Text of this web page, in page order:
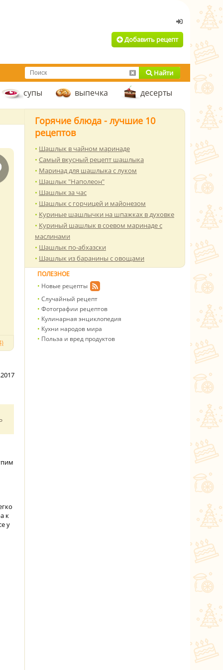
Добавить рецепт
Найти
супы выпечка десерты
к
у
Горячие блюда - лучшие 10
рецептов
Шашлык в чайном маринаде
Самый вкусный рецепт шашлыка
Маринад для шашлыка с луком
Шашлык "Наполеон"
Шашлык за час
Шашлык с горчицей и майонезом
Куриные шашлычки на шпажках в духовке
Куриный шашлык в соевом маринаде с
маслинами
Шашлык по-абхазски
Шашлык из баранины с овощами
ПОЛЕЗНОЕ
Новые рецепты
Случайный рецепт
Фотографии рецептов
Кулинарная энциклопедия
Кухни народов мира
Польза и вред продуктов